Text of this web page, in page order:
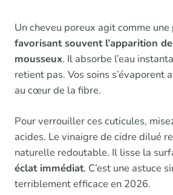
Un cheveu poreux agit comme une
favorisant souvent l’apparition
mousseux. Il absorbe l’eau
retient pas. Vos soins s’évaporent
au cœur de la fibre.
Pour verrouiller ces cuticules,
acides. Le vinaigre de cidre dilué
naturelle redoutable. Il lisse la
éclat immédiat. C’est une astuce
terriblement efficace en 2026.